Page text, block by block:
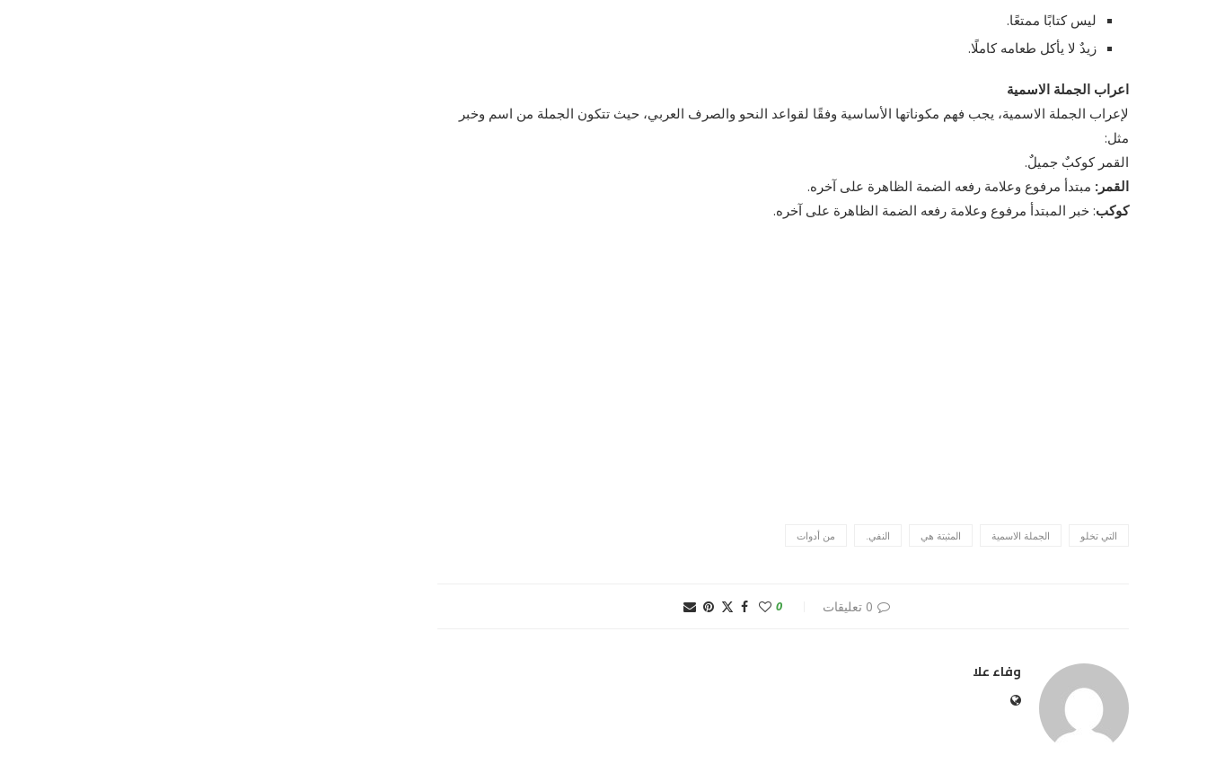
ليس كتابًا ممتعًا.
زيدٌ لا يأكل طعامه كاملًا.
اعراب الجملة الاسمية
لإعراب الجملة الاسمية، يجب فهم مكوناتها الأساسية وفقًا لقواعد النحو والصرف العربي، حيث تتكون الجملة من اسم وخبر
مثل:
القمر كوكبٌ جميلٌ.
القمر: مبتدأ مرفوع وعلامة رفعه الضمة الظاهرة على آخره.
كوكب: خبر المبتدأ مرفوع وعلامة رفعه الضمة الظاهرة على آخره.
التي تخلو الجملة الاسمية المثبتة هي النفي. من أدوات
0 تعليقات 0
وفاء علا